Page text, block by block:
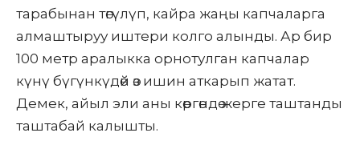
тарабынан төгүлүп, кайра жаңы капчаларга
алмаштыруу иштери колго алынды. Ар бир
100 метр аралыкка орнотулган капчалар
күнү бүгүнкүдөй өз ишин аткарып жатат.
Демек, айыл эли аны көргөндө жерге таштанды
таштабай калышты.